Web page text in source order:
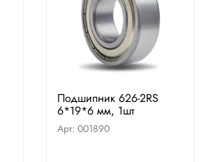
Подшипник 626-2RS
6*19*6 мм, 1шт
Арт: 001890